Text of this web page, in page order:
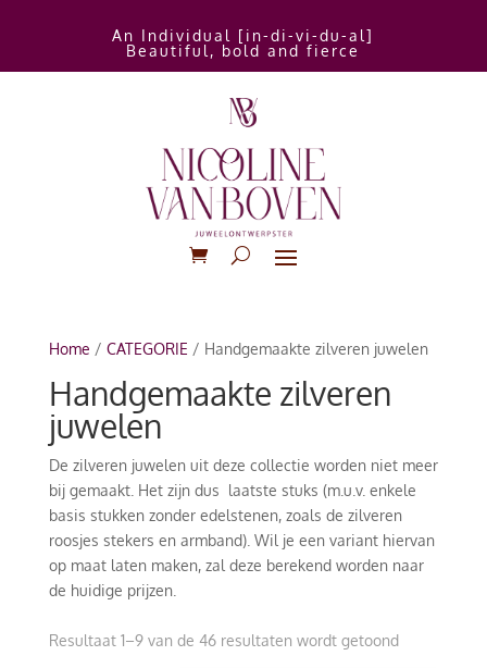
An Individual [in-di-vi-du-al]
Beautiful, bold and fierce
Home / CATEGORIE / Handgemaakte zilveren juwelen
Handgemaakte zilveren
juwelen
De zilveren juwelen uit deze collectie worden niet meer
bij gemaakt. Het zijn dus laatste stuks (m.u.v. enkele
basis stukken zonder edelstenen, zoals de zilveren
roosjes stekers en armband). Wil je een variant hiervan
op maat laten maken, zal deze berekend worden naar
de huidige prijzen.
Resultaat 1–9 van de 46 resultaten wordt getoondGesorteerd